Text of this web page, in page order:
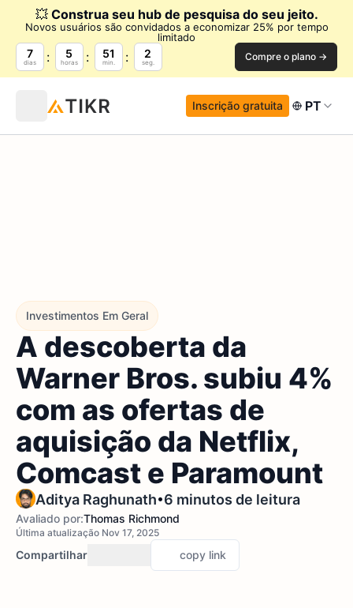
💥 Construa seu hub de pesquisa do seu jeito.
Novos usuários são convidados a economizar 25% por tempo
limitado
7
dias
5
horas
51
min.
1
seg. Compre o plano →
Inscrição gratuita PT
Investimentos Em Geral
A descoberta da
Warner Bros. subiu 4%
com as ofertas de
aquisição da Netflix,
Comcast e Paramount
Aditya Raghunath•6 minutos de leitura
Avaliado por:Thomas Richmond
Última atualização Nov 17, 2025
Compartilhar copy link